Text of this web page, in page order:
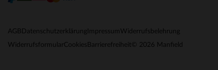
AGB Datenschutzerklärung Impressum Widerrufsbelehrung
WiderrufsformularCookies Barrierefreiheit © 2026 Manfield